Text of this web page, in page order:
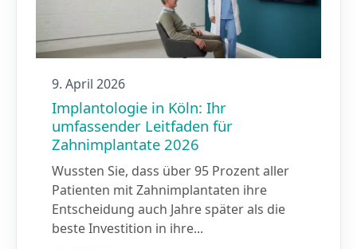
9. April 2026
Implantologie in Köln: Ihr
umfassender Leitfaden für
Zahnimplantate 2026
Wussten Sie, dass über 95 Prozent aller
Patienten mit Zahnimplantaten ihre
Entscheidung auch Jahre später als die
beste Investition in ihre...